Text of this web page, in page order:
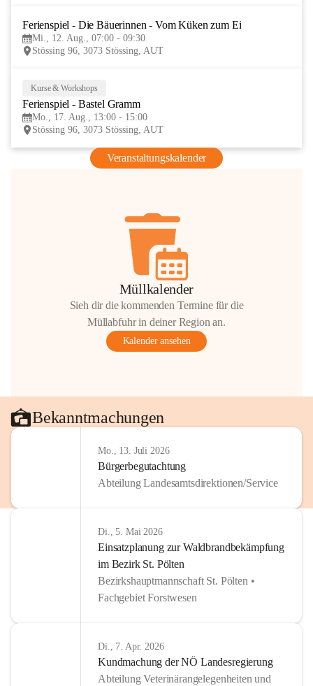
Ferienspiel - Die Bäuerinnen - Vom Küken zum Ei
Mi., 12. Aug., 07:00 - 09:30
Stössing 96, 3073 Stössing, AUT
Kurse & Workshops
Ferienspiel - Bastel Gramm
Mo., 17. Aug., 13:00 - 15:00
Stössing 96, 3073 Stössing, AUT
Veranstaltungskalender
Müllkalender
Sieh dir die kommenden Termine für die
Müllabfuhr in deiner Region an.
Kalender ansehen
Bekanntmachungen
Mo., 13. Juli 2026
Bürgerbegutachtung
Abteilung Landesamtsdirektionen/Service
Di., 5. Mai 2026
Einsatzplanung zur Waldbrandbekämpfung
im Bezirk St. Pölten
Bezirkshauptmannschaft St. Pölten •
Fachgebiet Forstwesen
Di., 7. Apr. 2026
Kundmachung der NÖ Landesregierung
Abteilung Veterinärangelegenheiten und